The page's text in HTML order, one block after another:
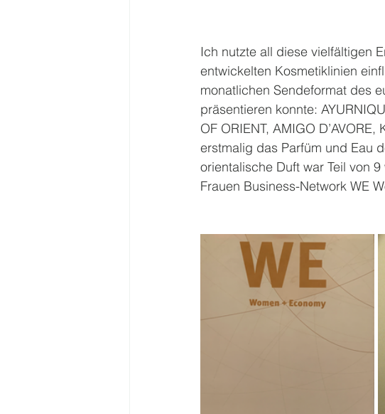
Ich nutzte all diese vielfältigen
entwickelten Kosmetiklinien
monatlichen Sendeformat des
präsentieren konnte:
OF ORIENT, AMIGO
erstmalig das Parfüm und Eau
orientalische Duft war Teil von
Frauen Business-Network WE